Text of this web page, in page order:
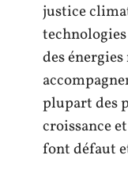
justice
des
plupart des
croissance
font défaut